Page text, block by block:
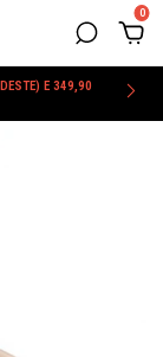
0
E 349,90